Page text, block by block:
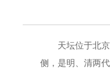
天坛位于北京
侧，是明、清两